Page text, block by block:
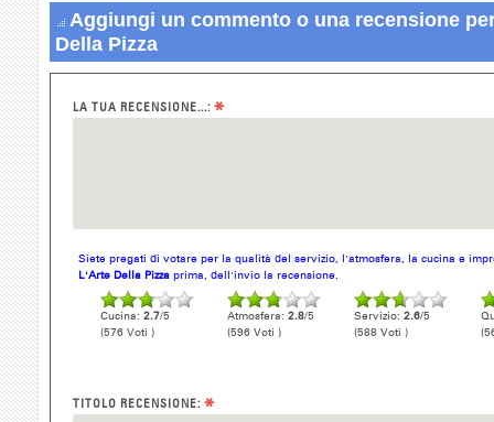
Aggiungi un commento o una recensione
Della Pizza
LA TUA RECENSIONE...: *
Siete pregati di votare per la qualità del servizio, l'atmosfera, la cucina e
L'Arte Della Pizza prima, dell'invio la recensione.
Cucina: 2.7/5
(576 Voti )
Atmosfera: 2.8/5
(596 Voti )
Servizio: 2.6/5
(588 Voti )
TITOLO RECENSIONE: *